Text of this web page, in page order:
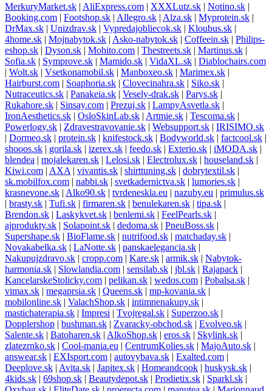
MerkuryMarket.sk | AliExpress.com | XXXLutz.sk | Notino.sk |
Booking.com | Footshop.sk | Allegro.sk | Alza.sk | Myprotein.sk |
DrMax.sk | Unizdrav.sk | Vypredajobliecok.sk | Kloubus.sk |
4home.sk | Mojnabytok.sk | Asko-nabytok.sk | Coffeein.sk | Philips-
eshop.sk | Dyson.sk | Mohito.com | Thestreets.sk | Martinus.sk |
Sofia.sk | Symprove.sk | Mamido.sk | VidaXL.sk | Diablochairs.com
| Wolt.sk | Vsetkonamobil.sk | Manboxeo.sk | Marimex.sk |
Hairburst.com | Soaphoria.sk | Clovecinahra.sk | Siko.sk |
Nutraceutics.sk | Panakeia.sk | Vesely-drak.sk | Parys.sk |
Rukahore.sk | Sinsay.com | Prezuj.sk | LampyAsvetla.sk |
IronAesthetics.sk | OsloSkinLab.sk | Artmie.sk | Tescoma.sk |
Powerlogy.sk | Zdravestravovanie.sk | Websupport.sk | IRISIMO.sk
| Dormeo.sk | protein.sk | knifestock.sk | Bodyworld.sk | factcool.sk |
shooos.sk | gorila.sk | izerex.sk | feedo.sk | Exterio.sk | iMODA.sk |
blendea | mojalekaren.sk | Lelosi.sk | Electrolux.sk | houseland.sk |
Kiwi.com | AXA | vivantis.sk | shirttuning.sk | dobrytextil.sk |
sk.mobilfox.com | nabbi.sk | svetkadernictva.sk | lumories.sk |
krasnevone.sk | Alko90.sk | tvrdeneskla.eu | nazuby.eu | primulus.sk
| brasty.sk | Tufi.sk | firmaren.sk | benulekaren.sk | tipa.sk |
Brendon.sk | Laskykvet.sk | benlemi.sk | FeelPearls.sk |
ajprodukty.sk | Solapoint.sk | dedoma.sk | PneuBoss.sk |
Supershape.sk | BioFlame.sk | nutrifood.sk | matchaday.sk |
Novakabelka.sk | LaNotte.sk | panskaelegancia.sk |
Nakupujzdravo.sk | cropp.com | Kare.sk | armik.sk | Nabytok-
harmonia.sk | Slowlandia.com | sensilab.sk | jbl.sk | Rajapack |
KancelarskeStolicky.com | pelikan.sk | wedos.com | Pobalsa.sk |
vimax.sk | megaprsia.sk | Queens.sk | mp-kovania.sk |
mobilonline.sk | ValachShop.sk | intimnenakupy.sk |
mastichaterapia.sk | Impresi | Tvojregal.sk | Superzoo.sk |
Dopplershop | bushman.sk | Zvaracky-obchod.sk | Evolveo.sk |
Salente.sk | Batoharen.sk | AlkoShop.sk | eros.sk | Skylink.sk |
zlatezrnko.sk | Cool-mania.eu | CentrumKolies.sk | MajoAuto.sk |
answear.sk | EXIsport.com | autovybava.sk | Exalted.com |
Deeplove.sk | Avita.sk | Japitex.sk | Homeandcook | huskysk.sk |
4kids.sk | 69shop.sk | Beautydepot.sk | Prodietix.sk | Sparkl.sk |